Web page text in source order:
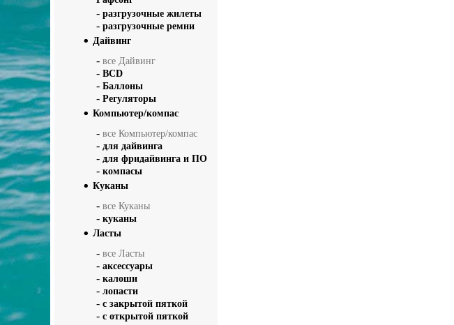
- разгрузочные жилеты
- разгрузочные ремни
Дайвинг
- все Дайвинг
- BCD
- Баллоны
- Регуляторы
Компьютер/компас
- все Компьютер/компас
- для дайвинга
- для фридайвинга и ПО
- компасы
Куканы
- все Куканы
- куканы
Ласты
- все Ласты
- аксессуары
- калоши
- лопасти
- с закрытой пяткой
- с открытой пяткой